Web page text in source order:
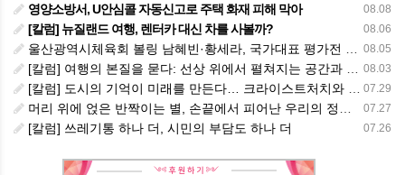
08.08
영양소방서, U안심콜 자동신고로 주택 화재 피해 막아
08.06
[칼럼] 뉴질랜드 여행, 렌터카 대신 차를 사볼까?
08.05
울산광역시체육회 볼링 남혜빈·황세라, 국가대표 평가전 통과… ‘아시아선수권 출전’
08.03
[칼럼] 여행의 본질을 묻다: 선상 위에서 펼쳐지는 공간과 사람, 그리고 미식의 미학
07.29
[칼럼] 도시의 기억이 미래를 만든다… 크라이스트처치와 한국 도시가 주는 교훈
07.27
머리 위에 얹은 반짝이는 별, 손끝에서 피어난 우리의 정체성
07.26
[칼럼] 쓰레기통 하나 더, 시민의 부담도 하나 더